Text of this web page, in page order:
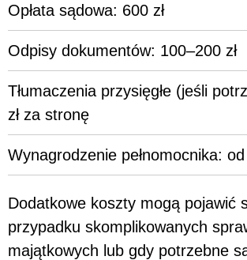
Opłata sądowa: 600 zł
Odpisy dokumentów: 100–200 zł
Tłumaczenia przysięgłe (jeśli
zł za stronę
Wynagrodzenie pełnomocnika: od
Dodatkowe koszty mogą pojawić
przypadku skomplikowanych
majątkowych lub gdy potrzebne